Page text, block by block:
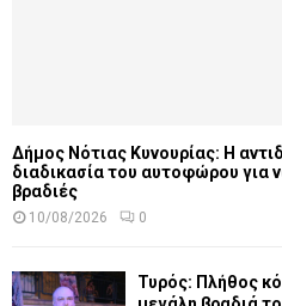
Δήμος Νότιας Κυνουρίας: Η
διαδικασία του αυτοφώρου για
βραδιές
10/08/2026 0
Τυρός: Πλήθος